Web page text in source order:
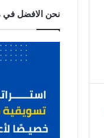
نحن الافضل في